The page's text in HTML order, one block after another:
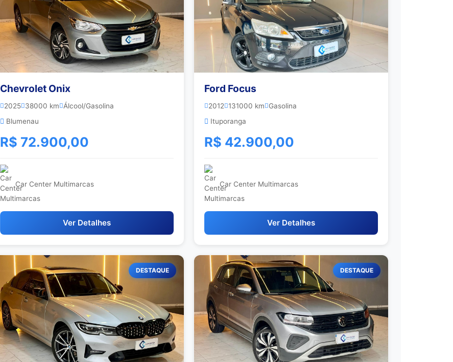
Chevrolet Onix
2025 38000 km
Álcool/Gasolina
Blumenau
R$ 72.900,00
Car Center Multimarcas
Ver Detalhes
Ford Focus
2012 131000 km
Gasolina
Ituporanga
R$ 42.900,00
Car Center Multimarcas
Ver Detalhes
DESTAQUE DESTAQUE